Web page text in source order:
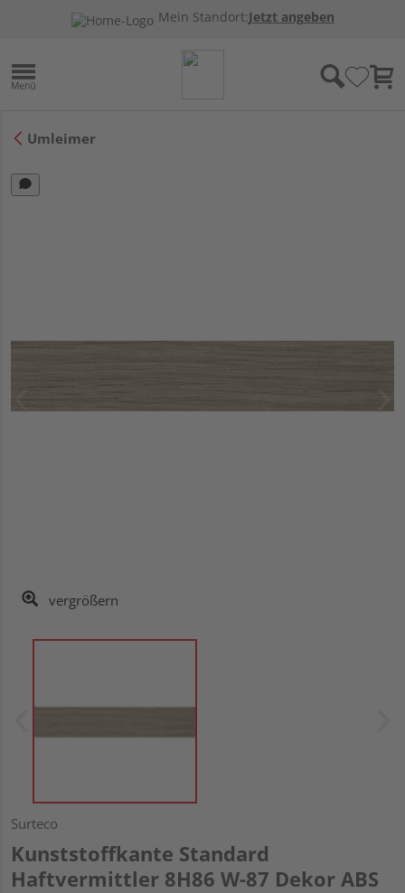
Mein Standort:Jetzt angeben
Umleimer
vergrößern
Surteco
Kunststoffkante Standard
Haftvermittler 8H86 W-87 Dekor ABS